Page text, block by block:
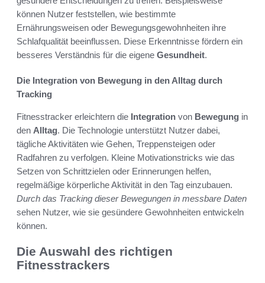
können Nutzer feststellen, wie bestimmte
Ernährungsweisen oder Bewegungsgewohnheiten ihre
Schlafqualität beeinflussen. Diese Erkenntnisse fördern ein
besseres Verständnis für die eigene Gesundheit.
Die Integration von Bewegung in den Alltag durch
Tracking
Fitnesstracker erleichtern die Integration von Bewegung in
den Alltag. Die Technologie unterstützt Nutzer dabei,
tägliche Aktivitäten wie Gehen, Treppensteigen oder
Radfahren zu verfolgen. Kleine Motivationstricks wie das
Setzen von Schrittzielen oder Erinnerungen helfen,
regelmäßige körperliche Aktivität in den Tag einzubauen.
Durch das Tracking dieser Bewegungen in messbare Daten
sehen Nutzer, wie sie gesündere Gewohnheiten entwickeln
können.
Die Auswahl des richtigen
Fitnesstrackers